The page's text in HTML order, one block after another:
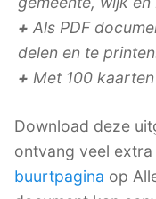
+ Als PDF
delen en te
+ Met 100
Download deze
ontvang veel
buurtpagina op